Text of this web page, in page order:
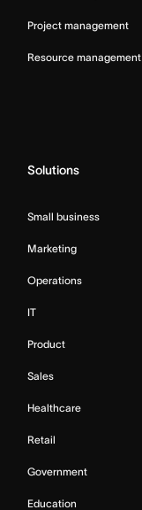
Project management
Resource management
Solutions
Small business
Marketing
Operations
IT
Product
Sales
Healthcare
Retail
Government
Education